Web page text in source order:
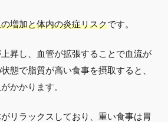
増加と体内の炎症リスクです。
昇し、血管が拡張することで血流が
態で脂質が高い食事を摂取すると、
かかります。
リラックスしており、重い食事は胃